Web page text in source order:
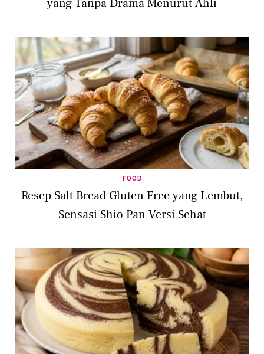
yang Tanpa Drama Menurut Ahli
FOOD
Resep Salt Bread Gluten Free yang Lembut,
Sensasi Shio Pan Versi Sehat